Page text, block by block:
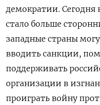
демократии. Сегодня
стало больше
западные страны
вводить санкции,
поддерживать
организации в
проиграть войну